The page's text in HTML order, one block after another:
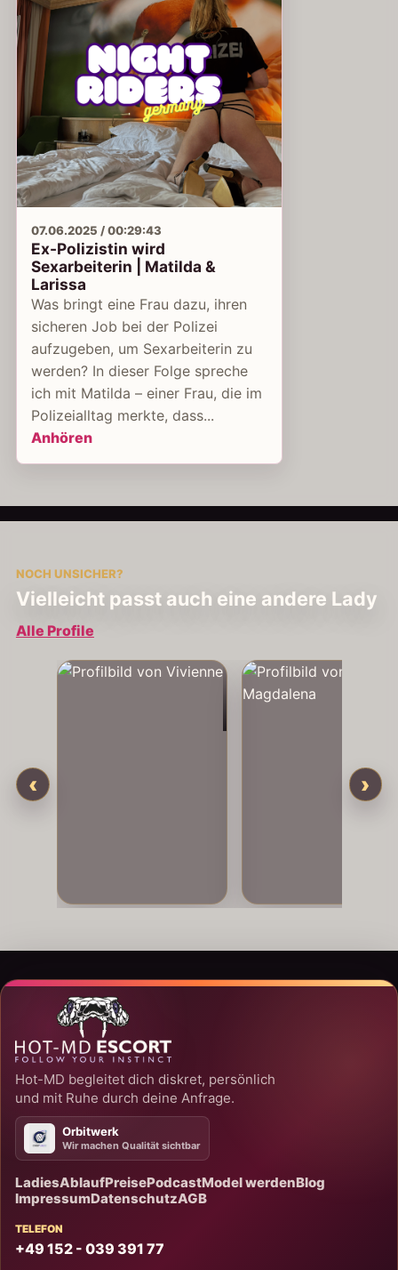
07.06.2025 / 00:29:43
Ex-Polizistin wird
Sexarbeiterin | Matilda &
Larissa
Was bringt eine Frau dazu, ihren
sicheren Job bei der Polizei
aufzugeben, um Sexarbeiterin zu
werden? In dieser Folge spreche
ich mit Matilda – einer Frau, die im
Polizeialltag merkte, dass...
Anhören
NOCH UNSICHER?
Vielleicht passt auch eine andere Lady
Alle Profile
‹
Vivienne
›
Hot-MD begleitet dich diskret, persönlich
und mit Ruhe durch deine Anfrage.
Orbitwerk
Wir machen Qualität sichtbar
LadiesAblaufPreisePodcastModel werdenBlog
ImpressumDatenschutzAGB
TELEFON
+49 152 - 039 391 77